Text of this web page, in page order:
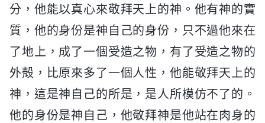
分，他能以真心來敬拜天上的神。他有神的實
質，他的身份是神自己的身份，只不過他來在
了地上，成了一個受造之物，有了受造之物的
外殻，比原來多了一個人性，他能敬拜天上的
神，這是神自己的所是，是人所模仿不了的。
他的身份是神自己，他敬拜神是他站在肉身的